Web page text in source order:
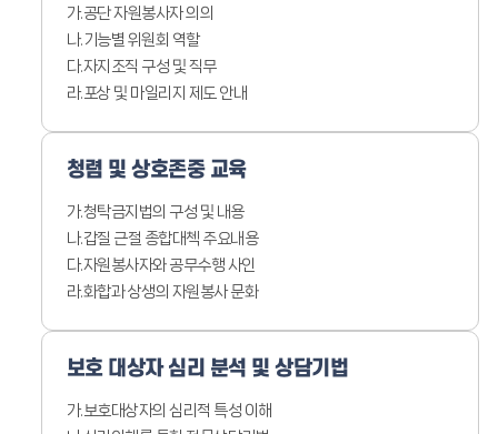
가.공단 자원봉사자 의의
나.기능별 위원회 역할
다.자지조직 구성 및 직무
라.포상 및 마일리지 제도 안내
청렴 및 상호존중 교육
가.청탁금지법의 구성 및 내용
나.갑질 근절 종합대첵 주요내용
다.자원봉사자와 공무수행 사인
라.화합과 상생의 자원봉사 문화
보호 대상자 심리 분석 및 상담기법
가.보호대상자의 심리적 특성 이해